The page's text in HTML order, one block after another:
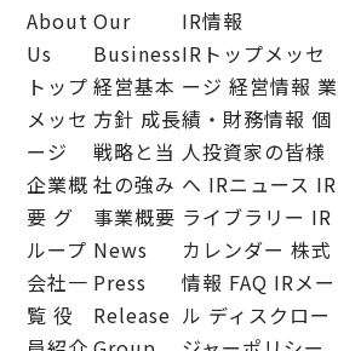
About
Us
トップ
メッセ
ージ
企業概
要 グ
ループ
会社一
覧 役
Our
Business
経営基本
方針 成長
戦略と当
社の強み
事業概要
News
Press
Release
IR情報
IRトップメッセ
ージ 経営情報 業
績・財務情報 個
人投資家の皆様
へ IRニュース IR
ライブラリー IR
カレンダー 株式
情報 FAQ IRメー
ル ディスクロー